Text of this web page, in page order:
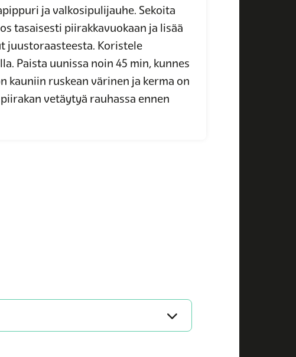
ja valkosipulijauhe. Sekoita
tasaisesti piirakkavuokaan ja lisää
juustoraasteesta. Koristele
Paista uunissa noin 45 min, kunnes
kauniin ruskean värinen ja kerma on
vetäytyä rauhassa ennen